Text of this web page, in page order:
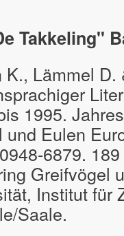
Takkeling"
Lämmel
1995.
Eulen
6879.
Greifvögel
Institut für
Saale.